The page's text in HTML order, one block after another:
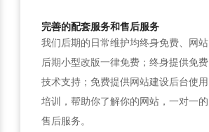
完善的配套服务和售后服务
我们后期的日常维护均终身免费、网站
后期小型改版一律免费；终身提供免费
技术支持；免费提供网站建设后台使用
培训，帮助你了解你的网站，一对一的
售后服务。